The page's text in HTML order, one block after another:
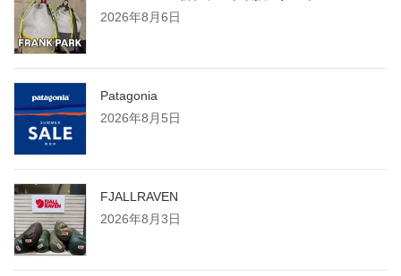
2026年8月6日
Patagonia
2026年8月5日
FJALLRAVEN
2026年8月3日